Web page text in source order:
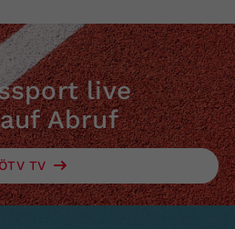
live
Abruf
ÖTV TV